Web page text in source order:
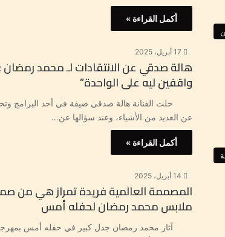
أكمل القراءة »
17 أبريل، 2025
هالة صدقي عن الانتقادات لـ محمد رمضان
واقفين ليه على الواحدة”
حلت الفنانة هالة صدقي ضيفة في أحد البرامج
عن العديد من الأشياء، وعند سؤالها عن…
أكمل القراءة »
14 أبريل، 2025
المصممة العالمية فريدة تمراز هي من
ملابس محمد رمضان لحفله أمس
آثار محمد رمضان جدل كبير في حفله أمس